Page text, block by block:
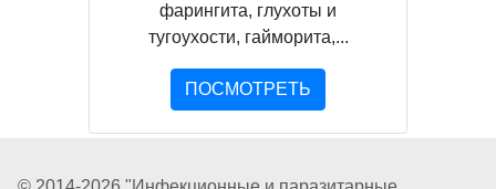
фарингита, глухоты и
тугоухости, гайморита,...
ПОСМОТРЕТЬ